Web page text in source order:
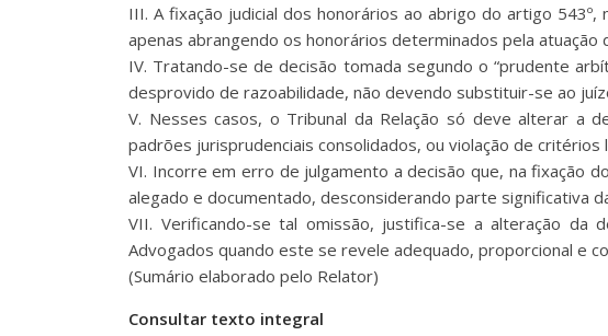
III. A fixação judicial dos honorários ao abrigo do artigo
apenas abrangendo os honorários determinados pela
IV. Tratando-se de decisão tomada segundo o “prudente
desprovido de razoabilidade, não devendo substituir-se ao
V. Nesses casos, o Tribunal da Relação só deve alterar a
padrões jurisprudenciais consolidados, ou violação de critérios
VI. Incorre em erro de julgamento a decisão que, na fixação
alegado e documentado, desconsiderando parte significativa
VII. Verificando-se tal omissão, justifica-se a alteração
Advogados quando este se revele adequado, proporcional e
(Sumário elaborado pelo Relator)
Consultar texto integral